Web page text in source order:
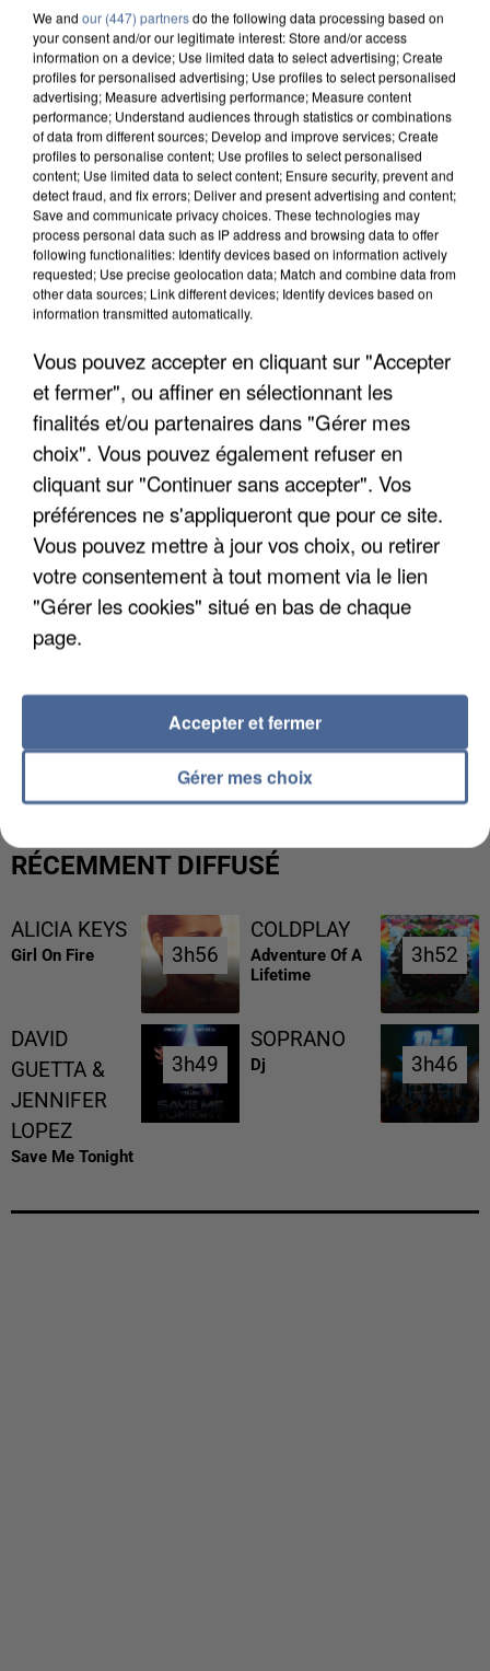
APRÈS TOUTES CES CANICULES, LES REFUGES
DE FAUNE SAUVAGE SONT...
L’UN DES FONDATEURS SUPPOSÉS DE LA DZ
MAFIA INTERPELLÉ EN ALGÉRIE
RÉCEMMENT DIFFUSÉ
ALICIA KEYS
Girl On Fire 3h56
3h56
COLDPLAY
Adventure Of A
Lifetime
3h52
3h52
DAVID
GUETTA &
JENNIFER
LOPEZ
Save Me Tonight
3h49
3h49
SOPRANO
Dj 3h46
3h46
We and our (447) partnersdo the following data processing based on
your consent and/or our legitimate interest: Store and/or access
information on a device; Use limited data to select advertising; Create
profiles for personalised advertising; Use profiles to select personalised
advertising; Measure advertising performance; Measure content
performance; Understand audiences through statistics or combinations
of data from different sources; Develop and improve services; Create
profiles to personalise content; Use profiles to select personalised
content; Use limited data to select content; Ensure security, prevent and
detect fraud, and fix errors; Deliver and present advertising and content;
Save and communicate privacy choices. These technologies may
process personal data such as IP address and browsing data to offer
following functionalities: Identify devices based on information actively
requested; Use precise geolocation data; Match and combine data from
other data sources; Link different devices; Identify devices based on
information transmitted automatically.
Vous pouvez accepter en cliquant sur "Accepter
et fermer", ou affiner en sélectionnant les
finalités et/ou partenaires dans "Gérer mes
choix". Vous pouvez également refuser en
cliquant sur "Continuer sans accepter". Vos
préférences ne s'appliqueront que pour ce site.
Vous pouvez mettre à jour vos choix, ou retirer
votre consentement à tout moment via le lien
"Gérer les cookies" situé en bas de chaque
page.
Gérer mes choix
Accepter et fermer